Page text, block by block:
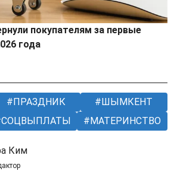
покупателям за первые
года
ПРАЗДНИК
ШЫМКЕНТ
МАТЕРИНСТВО
Ким